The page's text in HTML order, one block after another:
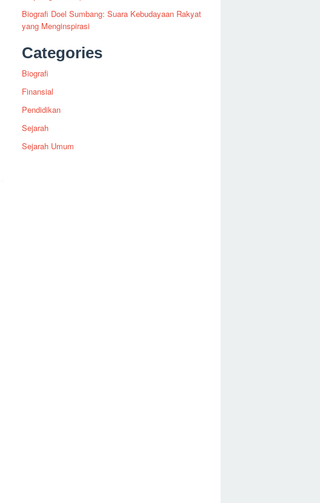
Biografi Doel Sumbang: Suara Kebudayaan Rakyat
yang Menginspirasi
Categories
Biografi
Finansial
Pendidikan
Sejarah
Sejarah Umum